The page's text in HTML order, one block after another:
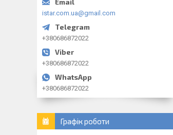
istar.com.ua@gmail.com
+380686872022
+380686872022
+380686872022
Графік роботи